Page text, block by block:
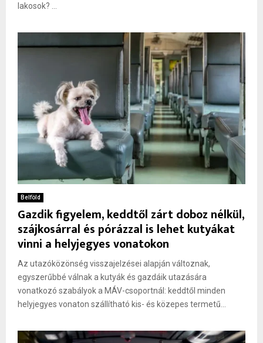
lakosok? ...
Belföld
Gazdik figyelem, keddtől zárt doboz nélkül,
szájkosárral és pórázzal is lehet kutyákat
vinni a helyjegyes vonatokon
Az utazóközönség visszajelzései alapján változnak,
egyszerűbbé válnak a kutyák és gazdáik utazására
vonatkozó szabályok a MÁV-csoportnál: keddtől minden
helyjegyes vonaton szállítható kis- és közepes termetű...